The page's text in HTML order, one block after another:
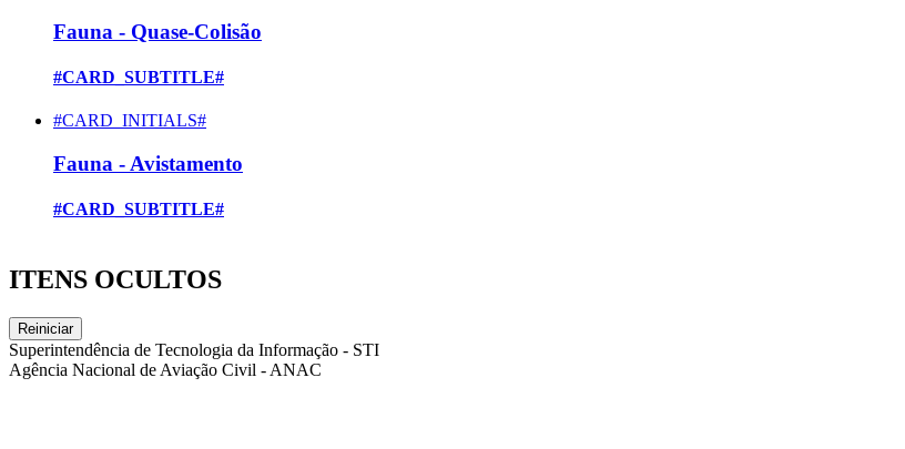
Fauna - Quase-Colisão
#CARD_SUBTITLE#
#CARD_INITIALS#
Fauna - Avistamento
#CARD_SUBTITLE#
ITENS OCULTOS
Reiniciar
Superintendência de Tecnologia da Informação - STI
Agência Nacional de Aviação Civil - ANAC